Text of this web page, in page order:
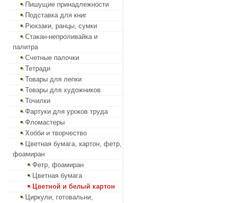
Пишущие принадлежности
Подставка для книг
Рюкзаки, ранцы, сумки
Стакан-непроливайка и
палитра
Счетные палочки
Тетради
Товары для лепки
Товары для художников
Точилки
Фартуки для уроков труда
Фломастеры
Хобби и творчество
Цветная бумага, картон, фетр,
фоамиран
Фетр, фоамиран
Цветная бумага
Цветной и белый картон
Циркули, готовальни,